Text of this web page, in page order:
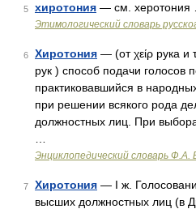
5 хиротония — см. херотония
Этимологический словарь
6 Хиротония — (от χείρ рука и
рук ) способ подачи голосов
практиковавшийся в
при решении всякого рода
должностных лиц. При
Энциклопедический словарь
7 Хиротония — I ж.
высших должностных лиц (в